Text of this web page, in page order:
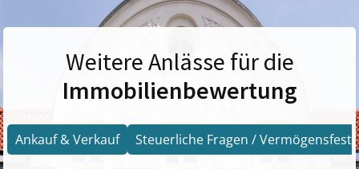
Weitere Anlässe für die
Immobilienbewertung
Ankauf & Verkauf Steuerliche Fragen /